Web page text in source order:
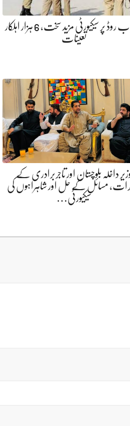
سریاب روڈ پر سیکیورٹی مزید سخت، 6 ہزار اہلکار
تعینات
داخلہ بلوچستان اور تاجربرادری کے
مسائل کے حل اور شاہراہوں کی
سیکیورٹی…